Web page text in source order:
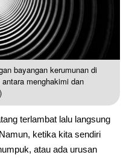
bayangan kerumunan di
menghakimi dan
terlambat lalu langsung
ketika kita sendiri
atau ada urusan